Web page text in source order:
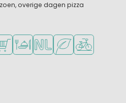
overige dagen pizza
kinderen
buurt Supermarkt
Restaurant of pizzeria
Nederlandse eigenaar/
Groene ligging
Fietsverhuur